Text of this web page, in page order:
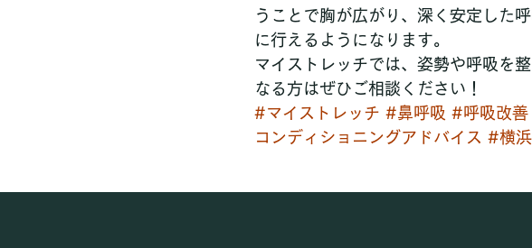
うことで胸が広がり、深く安定した
に行えるようになります。
マイストレッチでは、姿勢や呼吸を
なる方はぜひご相談ください！
#マイストレッチ #鼻呼吸 #呼吸改善
コンディショニングアドバイス #横